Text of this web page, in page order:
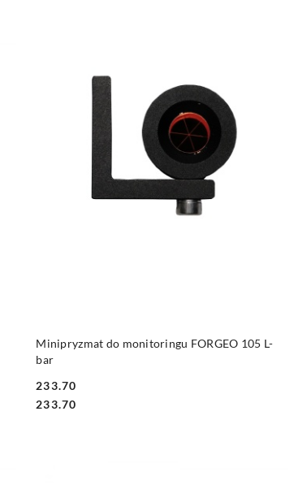
Minipryzmat do monitoringu FORGEO 105 L-
bar
Cena:
233.70
Cena:
233.70